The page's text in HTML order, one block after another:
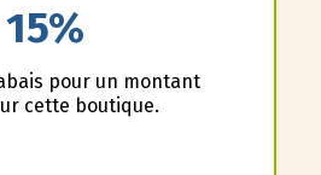
15%
pour un montant
cette boutique.